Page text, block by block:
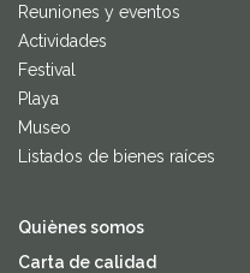
Reuniones y eventos
Actividades
Festival
Playa
Museo
Listados de bienes raíces
Quiènes somos
Carta de calidad